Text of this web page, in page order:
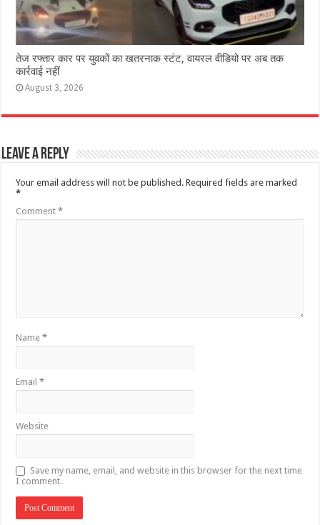
तेज रफ्तार कार पर युवकों का खतरनाक स्टंट, वायरल वीडियो पर अब तक
कार्रवाई नहीं
August 3, 2026
Leave a Reply
Your email address will not be published. Required fields are marked
*
Comment*
Name*
Email*
Website
Save my name, email, and website in this browser for the next time
I comment.